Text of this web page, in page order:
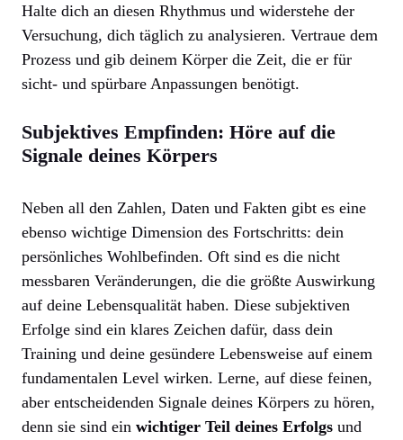
Halte dich an diesen Rhythmus und widerstehe der
Versuchung, dich täglich zu analysieren. Vertraue dem
Prozess und gib deinem Körper die Zeit, die er für
sicht- und spürbare Anpassungen benötigt.
Subjektives Empfinden: Höre auf die
Signale deines Körpers
Neben all den Zahlen, Daten und Fakten gibt es eine
ebenso wichtige Dimension des Fortschritts: dein
persönliches Wohlbefinden. Oft sind es die nicht
messbaren Veränderungen, die die größte Auswirkung
auf deine Lebensqualität haben. Diese subjektiven
Erfolge sind ein klares Zeichen dafür, dass dein
Training und deine gesündere Lebensweise auf einem
fundamentalen Level wirken. Lerne, auf diese feinen,
aber entscheidenden Signale deines Körpers zu hören,
denn sie sind ein wichtiger Teil deines Erfolgs und